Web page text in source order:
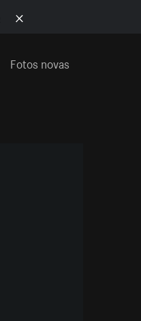
Fotos novas